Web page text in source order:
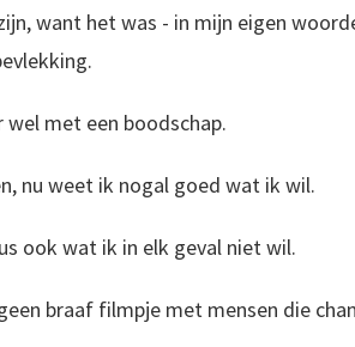
want het was - in mijn eigen
wel met een boodschap.
nu weet ik nogal goed wat ik wil.
ook wat ik in elk geval niet wil.
braaf filmpje met mensen die